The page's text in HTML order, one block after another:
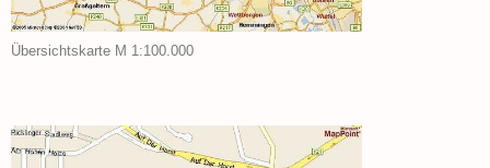
Übersichtskarte M 1:100.000